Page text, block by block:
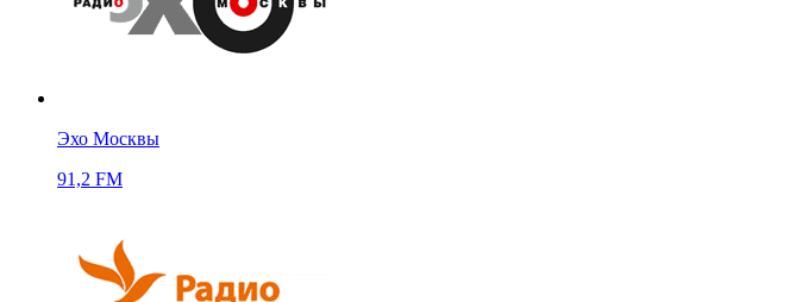
Эхо Москвы
91,2 FM